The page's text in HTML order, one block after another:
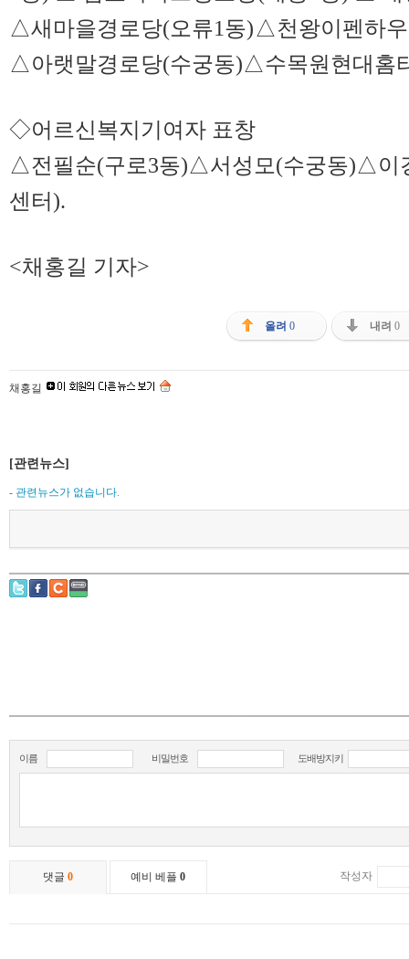
△새마을경로당(오류1동)△천왕이펜하
△아랫말경로당(수궁동)△수목원현대홈
◇어르신복지기여자 표창
△전필순(구로3동)△서성모(수궁동)△이
센터).
<채홍길 기자>
올려 0 내려 0
채홍길
[관련뉴스]
- 관련뉴스가 없습니다.